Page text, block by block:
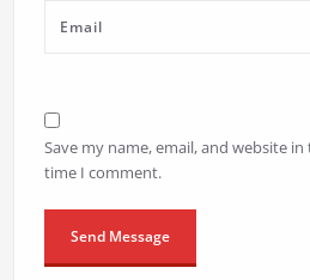
Save my name, email, and website
time I comment.